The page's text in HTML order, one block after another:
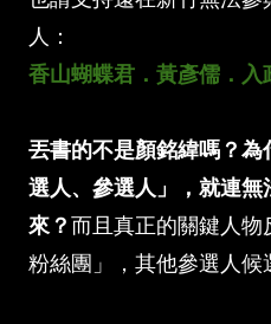
人：
香山蝴蝶君．黃彥儒．入
丟書的不是顏銘緯嗎？
選人、參選人」，就連
來？而且真正的關鍵人
粉絲團」，其他參選人候